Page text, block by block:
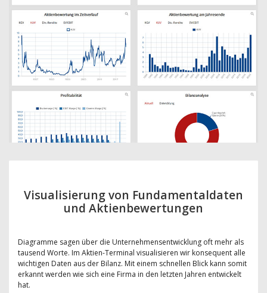
Visualisierung von Fundamentaldaten
und Aktienbewertungen
Diagramme sagen über die Unternehmensentwicklung oft mehr als
tausend Worte. Im Aktien-Terminal visualisieren wir konsequent alle
wichtigen Daten aus der Bilanz. Mit einem schnellen Blick kann somit
erkannt werden wie sich eine Firma in den letzten Jahren entwickelt
hat.